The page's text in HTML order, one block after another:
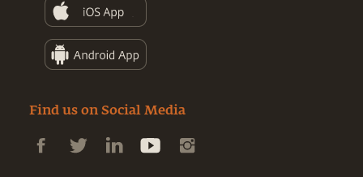
Find us on Social Media